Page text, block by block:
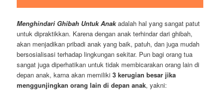
Menghindari Ghibah Untuk Anakadalah hal yang sangat patut
untuk dipraktikkan. Karena dengan anak terhindar dari ghibah,
akan menjadikan pribadi anak yang baik, patuh, dan juga mudah
bersosialisasi terhadap lingkungan sekitar. Pun bagi orang tua
sangat juga diperhatikan untuk tidak membicarakan orang lain di
depan anak, karna akan memiliki3 kerugian besar jika
menggunjingkan orang lain di depan anak, yakni: